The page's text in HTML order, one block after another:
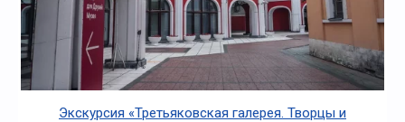
Экскурсия «Третьяковская галерея. Творцы и